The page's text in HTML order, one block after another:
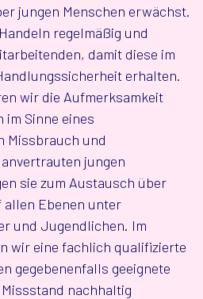
jungen Menschen erwächst.
regelmäßig und
damit diese im
erhalten.
wir die Aufmerksamkeit
Sinne eines
Missbrauch und
jungen
sie zum Austausch über
allen Ebenen unter
und Jugendlichen. Im
wir eine fachlich qualifizierte
gegebenenfalls geeignete
nachhaltig